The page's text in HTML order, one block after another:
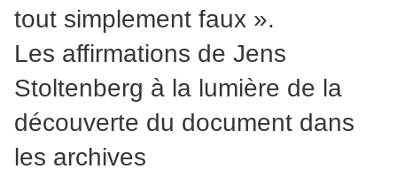
tout simplement faux ».
Les affirmations de Jens
Stoltenberg à la lumière de la
découverte du document dans
les archives